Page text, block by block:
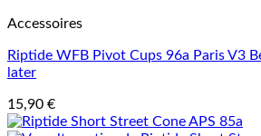
Accessoires
Riptide WFB Pivot Cups 96a Paris V3
later
15,90 €